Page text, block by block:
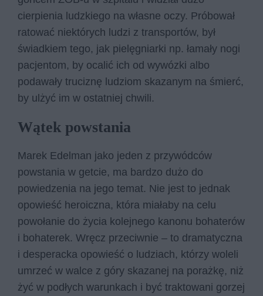
cierpienia ludzkiego na własne oczy. Próbował
ratować niektórych ludzi z transportów, był
świadkiem tego, jak pielęgniarki np. łamały nogi
pacjentom, by ocalić ich od wywózki albo
podawały truciznę ludziom skazanym na śmierć,
by ulżyć im w ostatniej chwili.
Wątek powstania
Marek Edelman jako jeden z przywódców
powstania w getcie, ma bardzo dużo do
powiedzenia na jego temat. Nie jest to jednak
opowieść heroiczna, która miałaby na celu
powołanie do życia kolejnego kanonu bohaterów
i bohaterek. Wręcz przeciwnie – to dramatyczna
i desperacka opowieść o ludziach, którzy woleli
umrzeć w walce z góry skazanej na porażkę, niż
żyć w podłych warunkach i być traktowani gorzej